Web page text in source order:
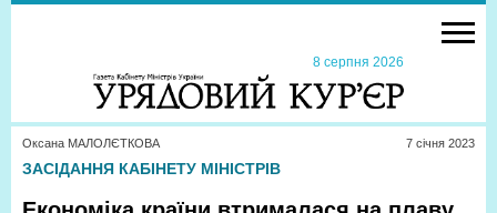
8 серпня 2026
Оксана МАЛОЛЄТКОВА 7 сiчня 2023
ЗАСІДАННЯ КАБІНЕТУ МІНІСТРІВ